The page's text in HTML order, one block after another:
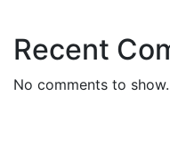
Recent
No comments to show.